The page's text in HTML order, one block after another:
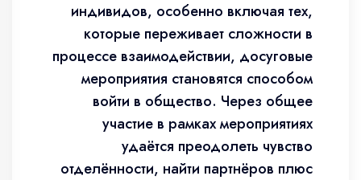
индивидов, особенно включая тех,
которые переживает сложности в
процессе взаимодействии, досуговые
мероприятия становятся способом
войти в общество. Через общее
участие в рамках мероприятиях
удаётся преодолеть чувство
отделённости, найти партнёров плюс